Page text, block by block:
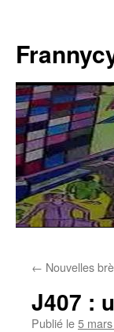
contenu
← Nouvelles
J407 :
Publié le5